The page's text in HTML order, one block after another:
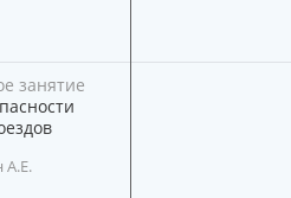
занятие
А.Е.